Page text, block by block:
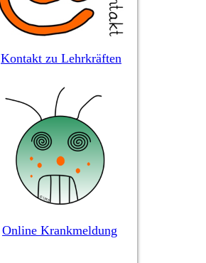
Kontakt zu Lehrkräften
Online Krankmeldung